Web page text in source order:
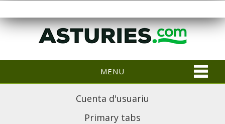
MENU
Cuenta d'usuariu
Primary tabs